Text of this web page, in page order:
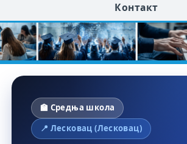
Контакт
🏫 Средња школа
📍 Лесковац (Лесковац)